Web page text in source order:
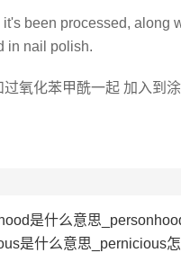
it's been processed, along
in nail polish.
氧化苯甲酰一起 加入到
是什么意思
是什么意思_pernicious怎